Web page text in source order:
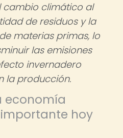
cambio climático al
de residuos y la
materias primas, lo
las emisiones
invernadero
la producción.
economía
hoy